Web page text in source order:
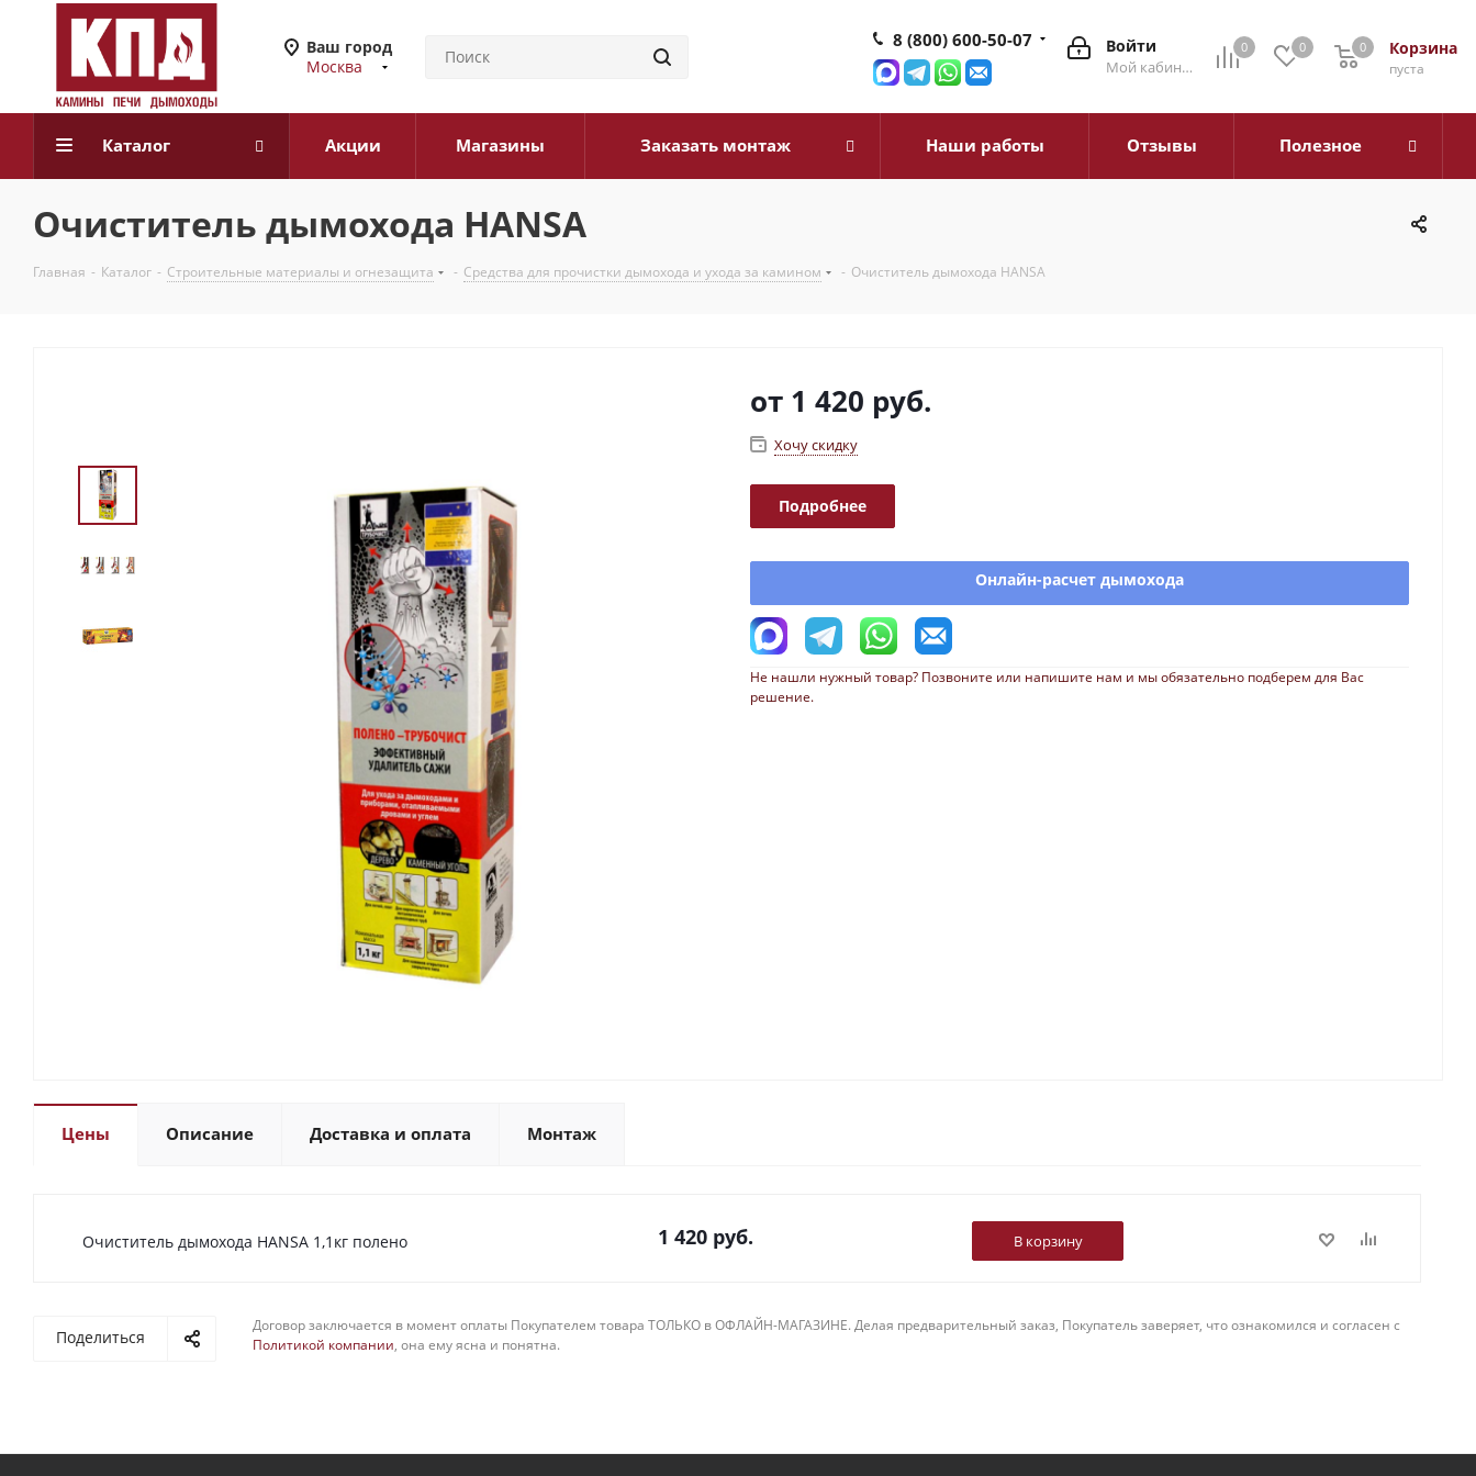
Ваш город
Москва
0 0 Корзина
0
пуста
0
Войти
Мой кабинет
8 (800) 600-50-07
Каталог Акции Магазины Заказать монтаж Наши работы Отзывы Полезное
Очиститель дымохода HANSA
Главная - Каталог - Строительные материалы и огнезащита - Средства для прочистки дымохода и ухода за камином - Очиститель дымохода HANSA
от 1 420 руб.
Хочу скидку
Подробнее
Онлайн-расчет дымохода
Не нашли нужный товар? Позвоните или напишите нам и мы обязательно подберем для Вас
решение.
Цены Описание Доставка и оплата Монтаж
Очиститель дымохода HANSA 1,1кг полено 1 420 руб. В корзину
Поделиться
Договор заключается в момент оплаты Покупателем товара ТОЛЬКО в ОФЛАЙН-МАГАЗИНЕ. Делая предварительный заказ, Покупатель заверяет, что ознакомился и согласен с
Политикой компании, она ему ясна и понятна.